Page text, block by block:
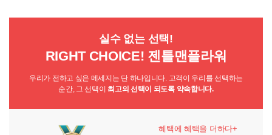
실수 없는 선택!
RIGHT CHOICE! 젠틀맨플라워
우리가 전하고 싶은 메세지는 단 하나입니다. 고객이 우리를 선택하는
순간, 그 선택이 최고의 선택이 되도록 약속합니다.
혜택에 혜택을 더하다+